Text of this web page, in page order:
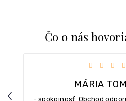
Čo o nás
Previous
MÁRIA
Hodnotenie
- spokojnosť. Obchod